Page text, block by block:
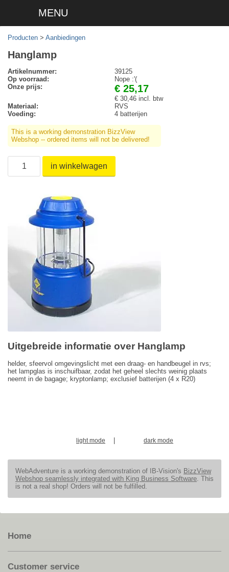
MENU
Producten > Aanbiedingen
Hanglamp
Artikelnummer:
39125
Op voorraad:
Nope :'(
Onze prijs:
€ 25,17
€ 30,46 incl. btw
Materiaal:
RVS
Voeding:
4 batterijen
This is a working demonstration BizzView
Webshop -- ordered items will not be delivered!
in winkelwagen
Uitgebreide informatie over Hanglamp
helder, sfeervol omgevingslicht met een draag- en handbeugel in rvs;
het lampglas is inschuifbaar, zodat het geheel slechts weinig plaats
neemt in de bagage; kryptonlamp; exclusief batterijen (4 x R20)
light mode | dark mode
WebAdventure is a working demonstration of IB-Vision's BizzView
Webshop seamlessly integrated with King Business Software . This
is not a real shop! Orders will not be fulfilled.
Home
Customer service